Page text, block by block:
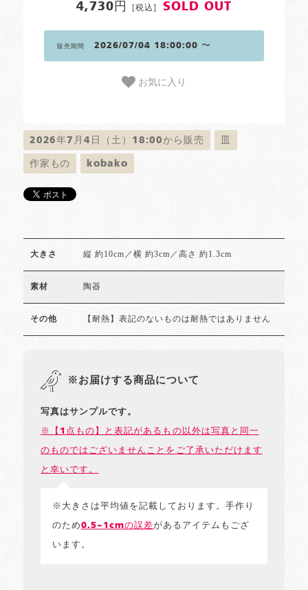
4,730円 [税込] SOLD OUT
販売期間 2026/07/04 18:00:00 〜
お気に入り
2026年7月4日（土）18:00から販売
作家もの kobako
大きさ 縦 約10cm／横 約3cm／高さ 約1.3cm
素材 陶器
その他 【耐熱】表記のないものは耐熱ではありません
※お届けする商品について
写真はサンプルです。
※【1点もの】と表記があるもの以外は写真と同一
のものではございませんことをご了承いただけます
と幸いです。
※大きさは平均値を記載しております。手作り
のため0.5~1cmの誤差があるアイテムもござ
います。